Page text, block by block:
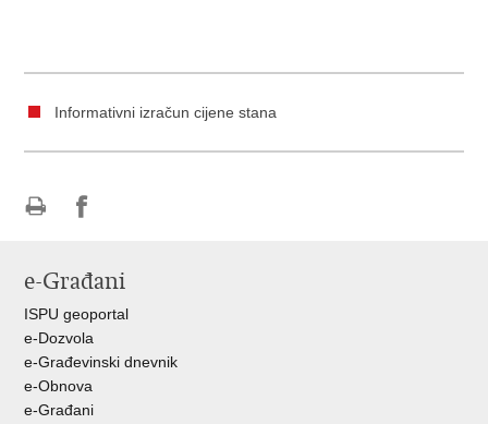
Informativni izračun cijene stana
FacebookuTwitteru
e-Građani
ISPU geoportal
e-Dozvola
e-Građevinski dnevnik
e-Obnova
e-Građani